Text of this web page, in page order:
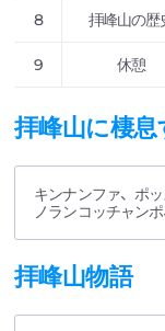
8 拝峰山の歴
9 休憩
拝峰山に棲
キンナンファ、ポ
ノランコッチャン
拝峰山物語